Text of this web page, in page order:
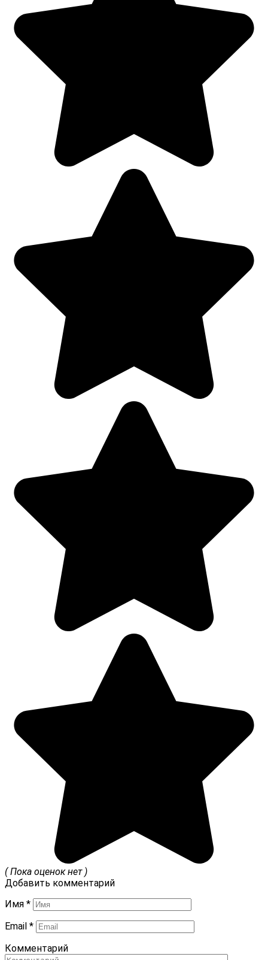
( Пока оценок нет )
Добавить комментарий
Имя *
Email *
Комментарий